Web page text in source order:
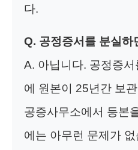
다.
Q. 공정증서를 분실하
A. 아닙니다. 공정증
에 원본이 25년간 보
공증사무소에서 등본
에는 아무런 문제가